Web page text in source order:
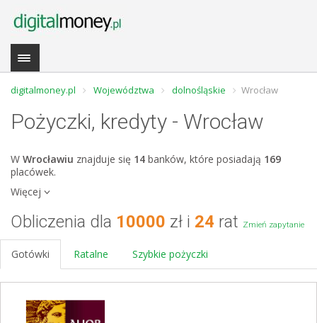
digitalmoney.pl Województwa dolnośląskie Wrocław
Pożyczki, kredyty - Wrocław
W Wrocławiu znajduje się 14 banków, które posiadają 169
placówek.
Więcej
Obliczenia dla 10000 zł i 24 rat Zmień zapytanie
Gotówki Ratalne Szybkie pożyczki